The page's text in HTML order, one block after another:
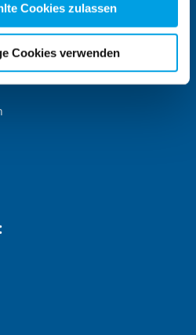
erteilte Einwilligung stets
Bitte beachten Sie: Ihre
Bereitstellung der von Ihnen
Website-
setzen wir aufgrund
daher unabhängig von einer
Cookies zulassen
Cookies verwenden
IB